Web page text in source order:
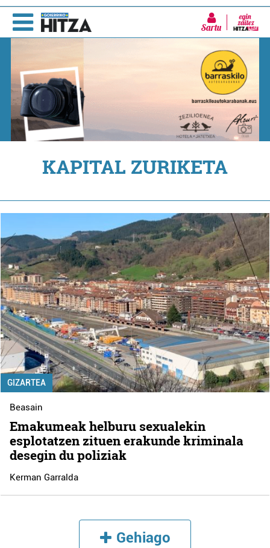
Sartu
KAPITAL ZURIKETA
GIZARTEA
Beasain
Emakumeak helburu sexualekin
esplotatzen zituen erakunde kriminala
desegin du poliziak
Kerman Garralda
Gehiago